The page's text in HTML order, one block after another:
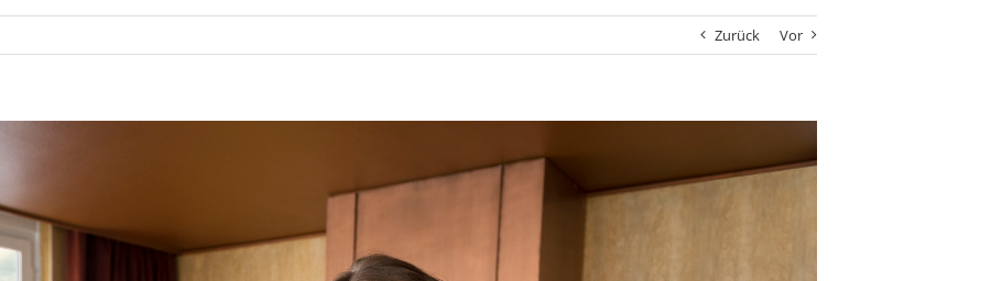
Zurück Vor